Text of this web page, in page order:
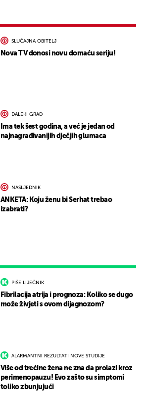
PIŠE LIJEČNIK
Fibrilacija atrija i prognoza: Koliko se dugo
može živjeti s ovom dijagnozom?
ALARMANTNI REZULTATI NOVE STUDIJE
Više od trećine žena ne zna da prolazi kroz
perimenopauzu! Evo zašto su simptomi
toliko zbunjujući
SLUČAJNA OBITELJ
Nova TV donosi novu domaću seriju!
DALEKI GRAD
Ima tek šest godina, a već je jedan od
najnagrađivanijih dječjih glumaca
NASLJEDNIK
ANKETA: Koju ženu bi Serhat trebao
izabrati?